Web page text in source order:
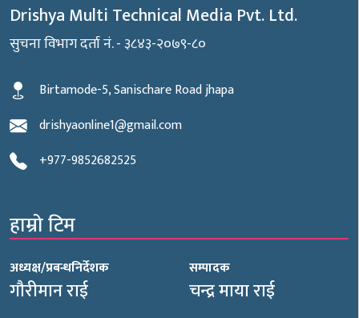
Drishya Multi Technical Media Pvt. Ltd.
सुचना विभाग दर्ता नं. - ३८४३-२०७९-८०
Birtamode-5, Sanischare Road jhapa
drishyaonline1@gmail.com
+977-9852682525
हाम्रो टिम
अध्यक्ष/प्रबन्धनिर्देशक
गौरीमान राई
सम्पादक
चन्द्र माया राई